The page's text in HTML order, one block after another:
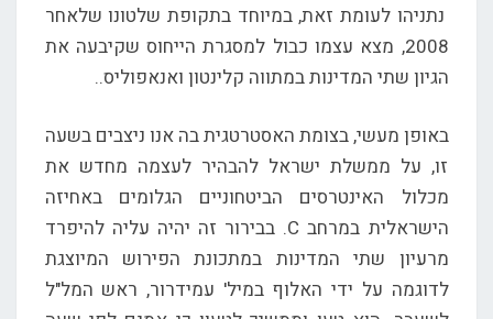
נתניהו לעומת זאת, במיוחד בתקופת שלטונו שלאחר
2008, מצא עצמו כבול למסגרת הייחוס שקיבעה את
הגיון שתי המדינות במתווה קלינטון ואנאפוליס..
באופן מעשי, בצומת האסטרטגית בה אנו ניצבים בשעה
זו, על ממשלת ישראל להבהיר לעצמה מחדש את
מכלול האינטרסים הביטחוניים הגלומים באחיזה
הישראלית במרחב C. בבירור זה יהיה עליה להיפרד
מרעיון שתי המדינות במתכונת הפירוש המיוצגת
לדוגמה על ידי האלוף במיל' עמידרור, ראש המל"ל